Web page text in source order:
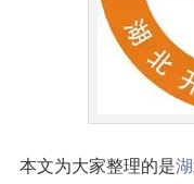
本文为大家整理的是